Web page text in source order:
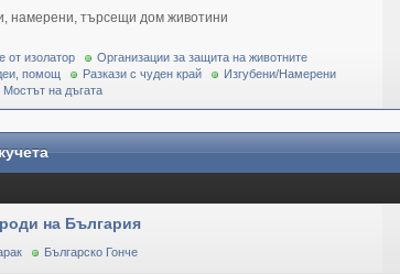
намерени, търсещи дом животини
от изолатор
Организации за защита на животните
помощ
Разкази с чуден край
Изгубени/Намерени
Мостът на дъгата
на България
Българско Гонче